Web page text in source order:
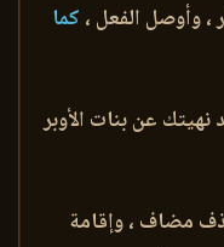
، وأوصل الفعل ، كما
عن بنات الأوبر
مضاف ، وإقامة